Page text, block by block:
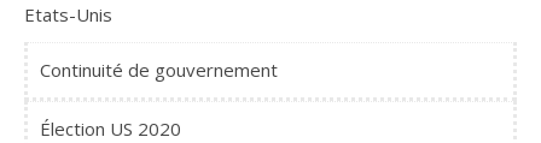
Etats-Unis
Continuité de gouvernement
Élection US 2020